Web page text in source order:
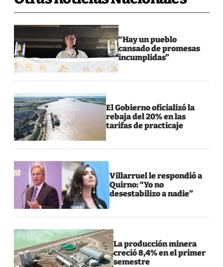
“Hay un pueblo
cansado de promesas
incumplidas”
El Gobierno oficializó la
rebaja del 20% en las
tarifas de practicaje
Villarruel le respondió a
Quirno: “Yo no
desestabilizo a nadie”
La producción minera
creció 8,4% en el primer
semestre